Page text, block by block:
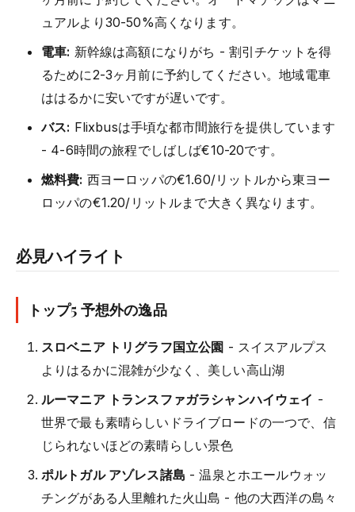
ュアルより30-50%高くなります。
電車: 新幹線は高額になりがち - 割引チケットを得
るために2-3ヶ月前に予約してください。地域電車
ははるかに安いですが遅いです。
バス: Flixbusは手頃な都市間旅行を提供しています
- 4-6時間の旅程でしばしば€10-20です。
燃料費: 西ヨーロッパの€1.60/リットルから東ヨー
ロッパの€1.20/リットルまで大きく異なります。
必見ハイライト
トップ5 予想外の逸品
スロベニア トリグラフ国立公園 - スイスアルプス
よりはるかに混雑が少なく、美しい高山湖
ルーマニア トランスファガラシャンハイウェイ -
世界で最も素晴らしいドライブロードの一つで、信
じられないほどの素晴らしい景色
ポルトガル アゾレス諸島 - 温泉とホエールウォッ
チングがある人里離れた火山島 - 他の大西洋の島々